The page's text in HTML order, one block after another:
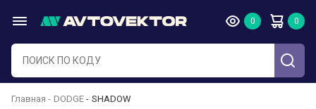
Главная DODGE SHADOW